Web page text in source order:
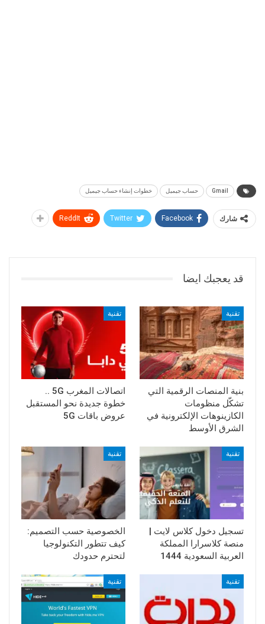
Gmail حساب جيميل خطوات إنشاء حساب جيميل
شارك Facebook
Twitter
ReddIt
قد يعجبك ايضا
تقنية
بنية المنصات الرقمية التي
تشكّل منظومات
الكازينوهات الإلكترونية في
الشرق الأوسط
تقنية
اتصالات المغرب 5G ..
خطوة جديدة نحو المستقبل
عروض باقات 5G
تقنية
تسجيل دخول كلاس لايت |
منصة كلاسرارا المملكة
العربية السعودية 1444
تقنية
الخصوصية حسب التصميم:
كيف تتطور التكنولوجيا
لتحترم حدودك
تقنية تقنية